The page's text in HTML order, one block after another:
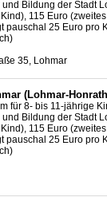
Bildung der Stadt
115 Euro
pauschal 25 Euro pro
35, Lohmar
(Lohmar-
für 8- bis 11-jährige
Bildung der Stadt
115 Euro (zweites
pauschal 25 Euro pro